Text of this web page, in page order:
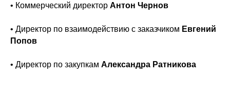
• Коммерческий директор Антон Чернов
• Директор по взаимодействию с заказчиком Евгений
Попов
• Директор по закупкам Александра Ратникова